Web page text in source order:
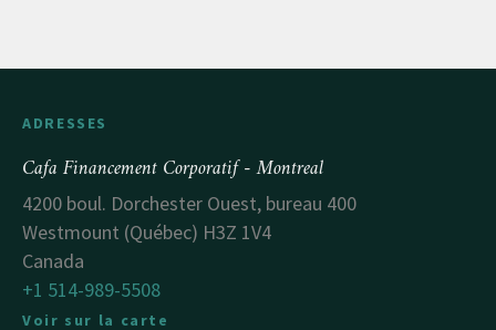
ADRESSES
Cafa Financement Corporatif - Montreal
4200 boul. Dorchester Ouest, bureau 400
Westmount (Québec) H3Z 1V4
Canada
+1 514-989-5508
Voir sur la carte